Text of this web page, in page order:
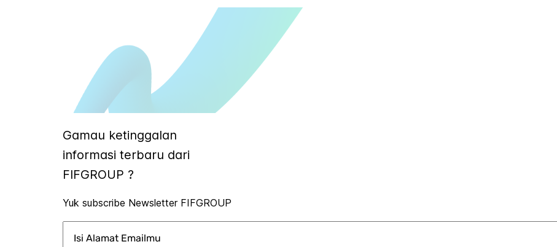
Gamau ketinggalan
informasi terbaru dari
FIFGROUP ?
Yuk subscribe Newsletter FIFGROUP